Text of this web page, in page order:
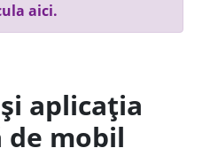
aici.
aplicația
de mobil